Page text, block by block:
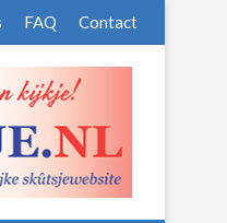
FAQ Contact